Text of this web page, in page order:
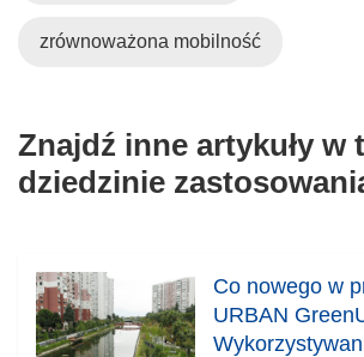
k
e
)
zrównoważona mobilność
Znajdź inne artykuły w
dziedzinie
Co nowego w
URBAN